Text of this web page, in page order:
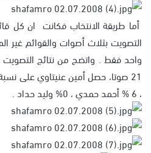
أما طريقة الانتخاب فكانت ان كل
التصويت بثلاث أصوات والقوائم
واحد فقط . واتضح من نتائج التصويت
، 6 % أحمد حمدي ، 0% وليد حداد .